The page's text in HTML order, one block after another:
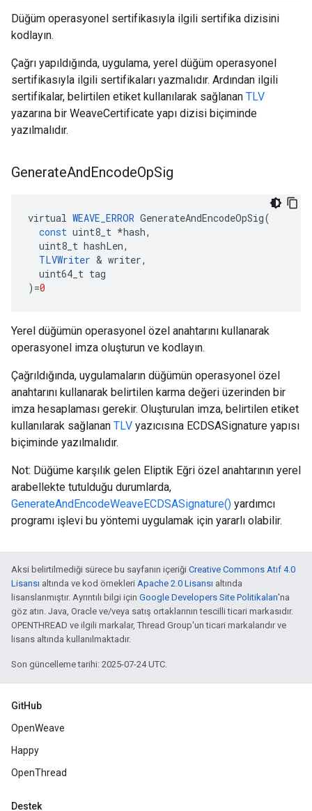
Düğüm operasyonel sertifikasıyla ilgili sertifika dizisini
kodlayın.
Çağrı yapıldığında, uygulama, yerel düğüm operasyonel
sertifikasıyla ilgili sertifikaları yazmalıdır. Ardından ilgili
sertifikalar, belirtilen etiket kullanılarak sağlanan TLV
yazarına bir WeaveCertificate yapı dizisi biçiminde
yazılmalıdır.
GenerateAndEncodeOpSig
virtual WEAVE_ERROR GenerateAndEncodeOpSig(
const uint8_t *hash,
uint8_t hashLen,
TLVWriter & writer,
uint64_t tag
) =0
Yerel düğümün operasyonel özel anahtarını kullanarak
operasyonel imza oluşturun ve kodlayın.
Çağrıldığında, uygulamaların düğümün operasyonel özel
anahtarını kullanarak belirtilen karma değeri üzerinden bir
imza hesaplaması gerekir. Oluşturulan imza, belirtilen etiket
kullanılarak sağlanan TLV yazıcısına ECDSASignature yapısı
biçiminde yazılmalıdır.
Not: Düğüme karşılık gelen Eliptik Eğri özel anahtarının yerel
arabellekte tutulduğu durumlarda,
GenerateAndEncodeWeaveECDSASignature() yardımcı
programı işlevi bu yöntemi uygulamak için yararlı olabilir.
Aksi belirtilmediği sürece bu sayfanın içeriği Creative Commons Atıf 4.0
Lisansı altında ve kod örnekleri Apache 2.0 Lisansı altında
lisanslanmıştır. Ayrıntılı bilgi için Google Developers Site Politikaları'na
göz atın. Java, Oracle ve/veya satış ortaklarının tescilli ticari markasıdır.
OPENTHREAD ve ilgili markalar, Thread Group'un ticari markalarıdır ve
lisans altında kullanılmaktadır.
Son güncelleme tarihi: 2025-07-24 UTC.
GitHub
OpenWeave
Happy
OpenThread
Destek